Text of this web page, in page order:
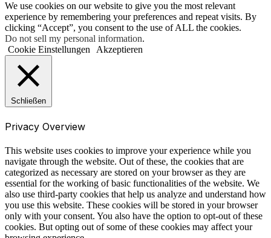
We use cookies on our website to give you the most relevant
experience by remembering your preferences and repeat visits. By
clicking “Accept”, you consent to the use of ALL the cookies.
Do not sell my personal information.
Cookie Einstellungen Akzeptieren
Schließen
Privacy Overview
This website uses cookies to improve your experience while you
navigate through the website. Out of these, the cookies that are
categorized as necessary are stored on your browser as they are
essential for the working of basic functionalities of the website. We
also use third-party cookies that help us analyze and understand how
you use this website. These cookies will be stored in your browser
only with your consent. You also have the option to opt-out of these
cookies. But opting out of some of these cookies may affect your